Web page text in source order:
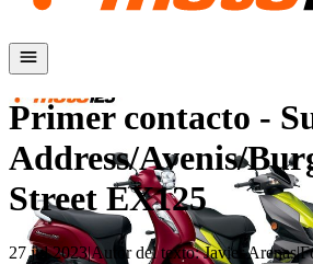
Primer contacto -
Address/Avenis/
Street EX125
27 jul 2023|Autor del texto: Javier Arenas|